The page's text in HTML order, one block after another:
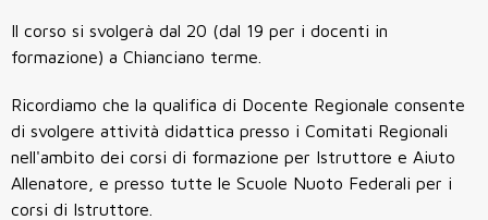
Il corso si svolgerà dal 20 (dal 19 per i docenti in
formazione) a Chianciano terme.
Ricordiamo che la qualifica di Docente Regionale consente
di svolgere attività didattica presso i Comitati Regionali
nell'ambito dei corsi di formazione per Istruttore e Aiuto
Allenatore, e presso tutte le Scuole Nuoto Federali per i
corsi di Istruttore.